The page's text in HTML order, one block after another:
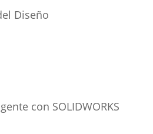
Diseño
con SOLIDWORKS